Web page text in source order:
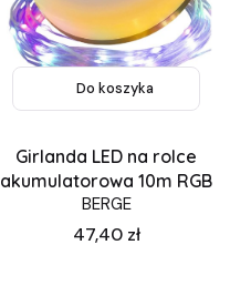
Do koszyka
Girlanda LED na rolce
akumulatorowa 10m RGB
BERGE
Cena
47,40 zł